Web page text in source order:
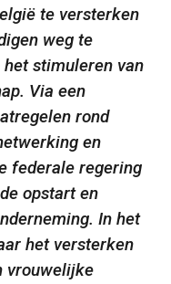
te versterken
weg te
stimuleren van
Via een
rond
en
federale regering
opstart en
In het
het versterken
vrouwelijke